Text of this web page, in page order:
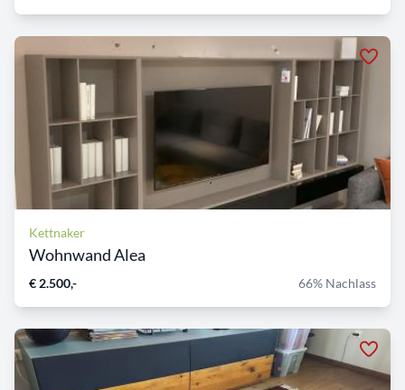
Kettnaker
Wohnwand Alea
€ 2.500,- 66% Nachlass